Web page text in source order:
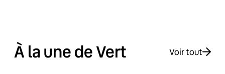
À la une de Vert Voir tout